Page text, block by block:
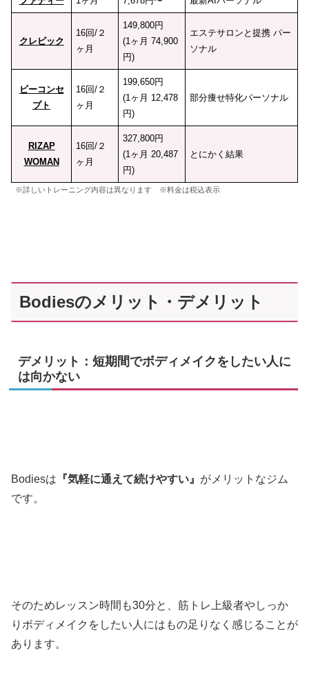
クレビック
16回/２
ヶ月
149,800円
(1ヶ月 74,900
円)
エステサロンと提携 パー
ソナル
ビーコンセ
プト
16回/２
ヶ月
199,650円
(1ヶ月 12,478
円)
部分痩せ特化パーソナル
RIZAP
WOMAN
16回/２
ヶ月
327,800円
(1ヶ月 20,487
円)
とにかく結果
※詳しいトレーニング内容は異なります ※料金は税込表示
Bodiesのメリット・デメリット
デメリット：短期間でボディメイクをしたい人に
は向かない
Bodiesは 『気軽に通えて続けやすい』 がメリットなジム
です。
そのためレッスン時間も30分と、筋トレ上級者やしっか
りボディメイクをしたい人にはもの足りなく感じることが
あります。